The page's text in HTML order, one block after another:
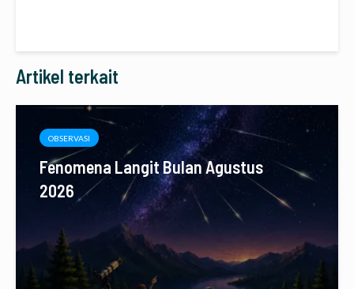
Artikel terkait
OBSERVASI
Fenomena Langit Bulan Agustus
2026